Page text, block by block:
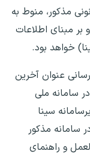
مذکور، منوط به
بر مبنای اطلاعات
خواهد بود.
عنوان آخرین
سامانه ملی
سینا
سامانه مذکور
و راهنمای